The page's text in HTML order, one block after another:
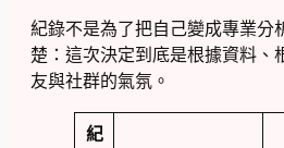
紀錄不是為了把自己變成專業分
楚：這次決定到底是根據資料、
友與社群的氣氛。
紀